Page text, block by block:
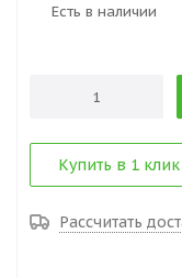
Есть в наличии
Купить в 1 клик
Рассчитать